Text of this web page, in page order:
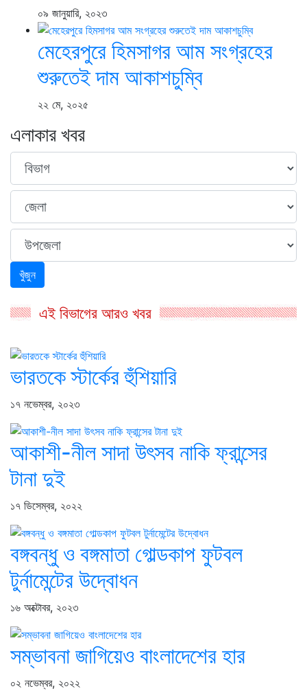
০৯ জানুয়ারি, ২০২৩
মেহেরপুরে হিমসাগর আম সংগ্রহের
শুরুতেই দাম আকাশচুম্বি
২২ মে, ২০২৫
এলাকার খবর
খুঁজুন
এই বিভাগের আরও খবর
ভারতকে স্টার্কের হুঁশিয়ারি
১৭ নভেম্বর, ২০২৩
আকাশী-নীল সাদা উৎসব নাকি ফ্রান্সের
টানা দুই
১৭ ডিসেম্বর, ২০২২
বঙ্গবন্ধু ও বঙ্গমাতা গোল্ডকাপ ফুটবল
টুর্নামেন্টের উদ্বোধন
১৬ অক্টোবর, ২০২৩
সম্ভাবনা জাগিয়েও বাংলাদেশের হার
০২ নভেম্বর, ২০২২